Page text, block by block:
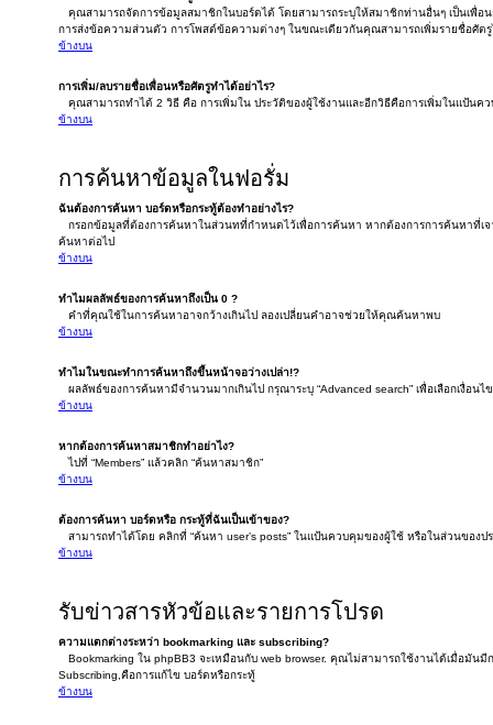
คุณสามารถจัดการข้อมูลสมาชิกในบอร์ดได้ โดยสามารถระบุให้สมาชิกท่านอื่นๆ เป็นเพื่อ
การส่งข้อความส่วนตัว การโพสต์ข้อความต่างๆ ในขณะเดียวกันคุณสามารถเพิ่มรายชื่อศั
ข้างบน
การเพิ่ม/ลบรายชื่อเพื่อนหรือศัตรูทำได้อย่าไร?
คุณสามารถทำได้ 2 วิธี คือ การเพิ่มใน ประวัติของผู้ใช้งานและอีกวิธีคือการเพิ่มในแป้นค
ข้างบน
การค้นหาข้อมูลในฟอรั่ม
ฉันต้องการค้นหา บอร์ดหรือกระทู้ต้องทำอย่างไร?
กรอกข้อมูลที่ต้องการค้นหาในส่วนทที่กำหนดไว้เพื่อการค้นหา หากต้องการการค้นหาที่เจา
ค้นหาต่อไป
ข้างบน
ทำไมผลลัพธ์ของการค้นหาถึงเป็น 0 ?
คำที่คุณใช้ในการค้นหาอาจกว้างเกินไป ลองเปลี่ยนคำอาจช่วยให้คุณค้นหาพบ
ข้างบน
ทำไมในขณะทำการค้นหาถึงขึ้นหน้าจอว่างเปล่า!?
ผลลัพธ์ของการค้นหามีจำนวนมากเกินไป กรุณาระบุ “Advanced search” เพื่อเลือกเงื่อนไ
ข้างบน
หากต้องการค้นหาสมาชิกทำอย่าไง?
ไปที่ “Members” แล้วคลิก “ค้นหาสมาชิก”
ข้างบน
ต้องการค้นหา บอร์ดหรือ กระทู้ที่ฉันเป็นเข้าของ?
สามารถทำได้โดย คลิกที่ “ค้นหา user’s posts” ในแป้นควบคุมของผู้ใช้ หรือในส่วนของ
ข้างบน
รับข่าวสารหัวข้อและรายการโปรด
ความแตกต่างระหว่า bookmarking และ subscribing?
Bookmarking ใน phpBB3 จะเหมือนกับ web browser. คุณไม่สามารถใช้งานได้เมื่อมันมี
Subscribing,คือการแก้ไข บอร์ดหรือกระทู้
ข้างบน